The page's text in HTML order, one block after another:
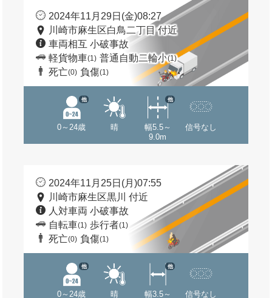
2024年11月29日(金)08:27
川崎市麻生区白鳥二丁目 付近
車両相互 小破事故
軽貨物車(1) 普通自動二輪小(1)
死亡(0) 負傷(1)
0～24歳
他
晴
幅5.5～
9.0m
他
信号なし
2024年11月25日(月)07:55
川崎市麻生区黒川 付近
人対車両 小破事故
自転車(1) 歩行者(1)
死亡(0) 負傷(1)
0～24歳
他
晴
幅3.5～
他
信号なし